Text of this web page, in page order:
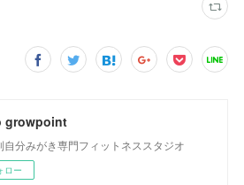
growpoint
自分みがき専門フィットネススタジオ
ロー